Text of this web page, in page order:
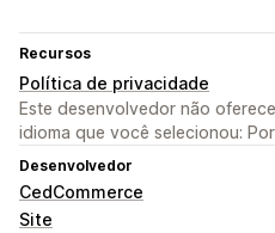
Recursos
Política de privacidade
Este desenvolvedor não
idioma que você selecionou:
Desenvolvedor
CedCommerce
Site